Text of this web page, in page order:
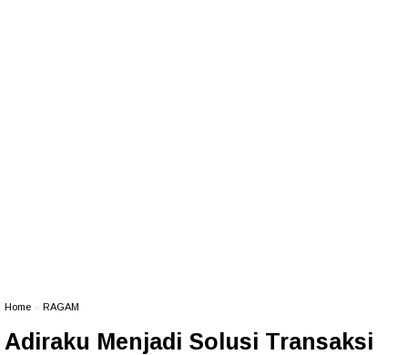
Home RAGAM
Adiraku Menjadi Solusi Transaksi